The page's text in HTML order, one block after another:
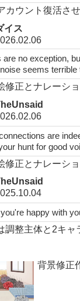
カウント復活さ
イス
are no exception,
seems terrible
修正とナレーシ
are
hunt for good
修正とナレーシ
happy with
調整主体と2キャ
背景修正